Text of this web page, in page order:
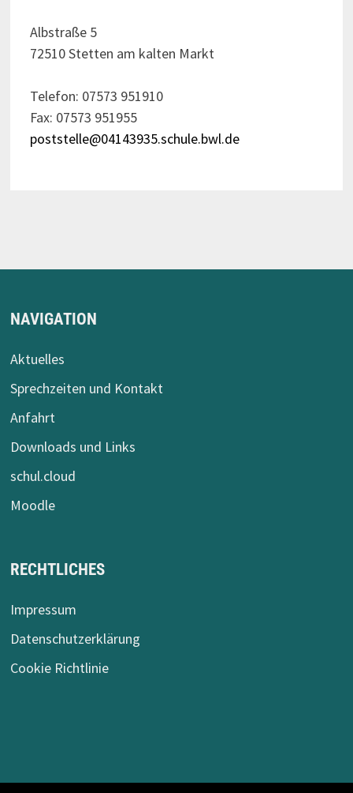
Albstraße 5
72510 Stetten am kalten Markt
Telefon: 07573 951910
Fax: 07573 951955
poststelle@04143935.schule.bwl.de
NAVIGATION
Aktuelles
Sprechzeiten und Kontakt
Anfahrt
Downloads und Links
schul.cloud
Moodle
RECHTLICHES
Impressum
Datenschutzerklärung
Cookie Richtlinie